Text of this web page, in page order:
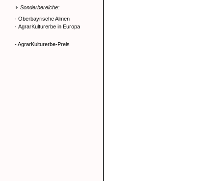
Sonderbereiche:
· Oberbayrische Almen
· AgrarKulturerbe in Europa
- AgrarKulturerbe-Preis